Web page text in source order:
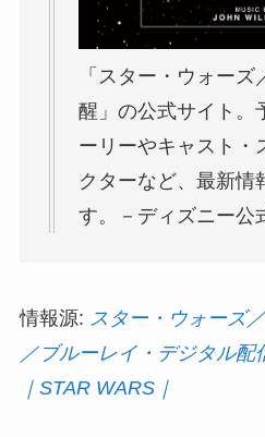
「スター・ウォー
醒」の公式サイト。
ーリーやキャスト・
クターなど、最新情
す。－ディズニー公
情報源: スター・ウォーズ
／ブルーレイ・デジタル配
｜STAR WARS｜